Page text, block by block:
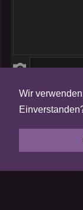
Wir
Tweets by